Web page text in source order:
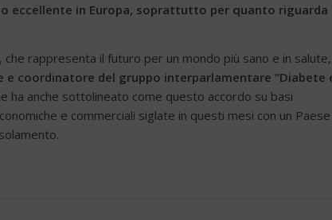
eccellente in Europa, soprattutto per quanto riguarda
rappresenta il futuro per un mondo più sano e in
coordinatore del gruppo interparlamentare “Diabete
ha anche sottolineato come questo accordo su basi
e commerciali siglate in questi mesi con un Paese